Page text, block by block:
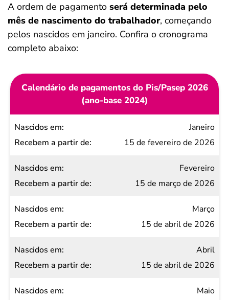
A ordem de pagamento será determinada pelo
mês de nascimento do trabalhador, começando
pelos nascidos em janeiro. Confira o cronograma
completo abaixo:
Calendário de pagamentos do Pis/Pasep 2026
(ano-base 2024)
Nascidos
em
a partir
de
Janeiro
15 de fevereiro de 2026
Fevereiro
15 de março de 2026
Março
15 de abril de 2026
Abril
15 de abril de 2026
Maio